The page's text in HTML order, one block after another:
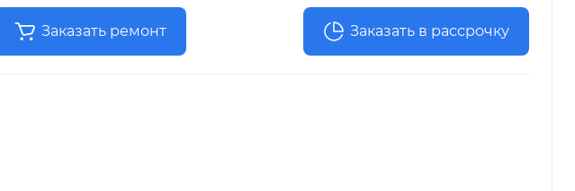
Заказать ремонт Заказать в рассрочку